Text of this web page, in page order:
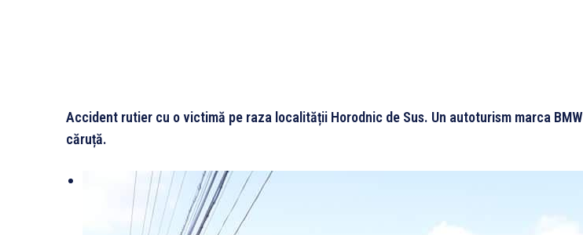
Accident rutier cu o victimă pe raza localității Horodnic de Sus. Un autoturism marca
căruță.